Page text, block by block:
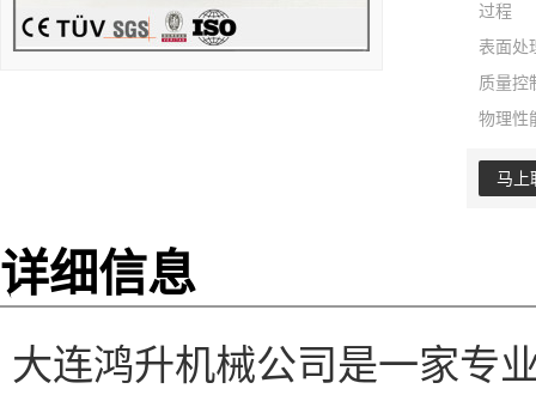
过程
表面处
质量控
物理性
马上
详细信息
大连鸿升机械公司是一家专